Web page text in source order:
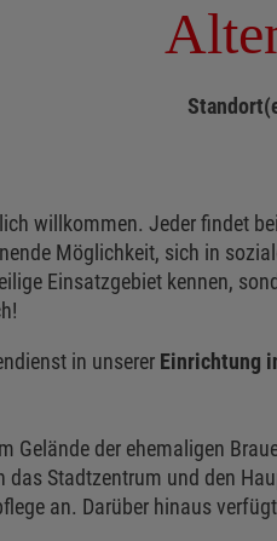
willkommen. Jeder findet
Möglichkeit, sich in
Einsatzgebiet kennen,
in unserer Einrichtung
Gelände der ehemaligen
Stadtzentrum und den
an. Darüber hinaus